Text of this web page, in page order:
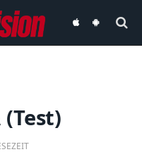
audiovisionaudiovision